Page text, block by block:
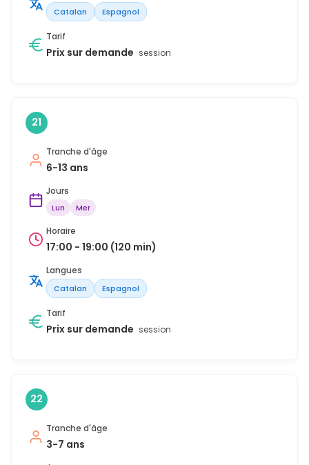
Catalan Espagnol
Tarif
Prix sur demande session
21
Tranche d'âge
6-13 ans
Jours
Lun Mer
Horaire
17:00 - 19:00 (120 min)
Langues
Catalan Espagnol
Tarif
Prix sur demande session
22
Tranche d'âge
3-7 ans